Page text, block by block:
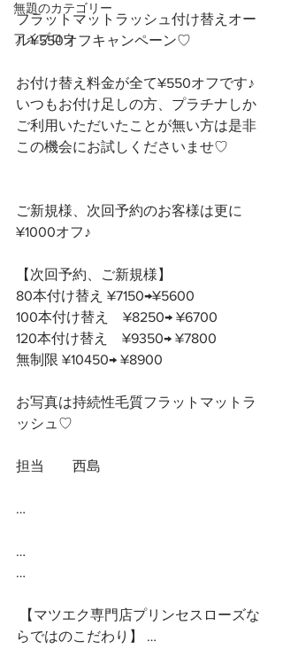
無題のカテゴリー
アイブロウ
フラットマットラッシュ付け替えオー
ル¥550オフキャンペーン♡
お付け替え料金が全て¥550オフです♪
いつもお付け足しの方、プラチナしか
ご利用いただいたことが無い方は是非
この機会にお試しくださいませ♡
ご新規様、次回予約のお客様は更に
¥1000オフ♪
【次回予約、ご新規様】
80本付け替え ¥7150→¥5600
100本付け替え　¥8250→ ¥6700
120本付け替え　¥9350→ ¥7800
無制限 ¥10450→ ¥8900
お写真は持続性毛質フラットマットラ
ッシュ♡
担当　　西島
…
…
…
らではのこだわり】 …